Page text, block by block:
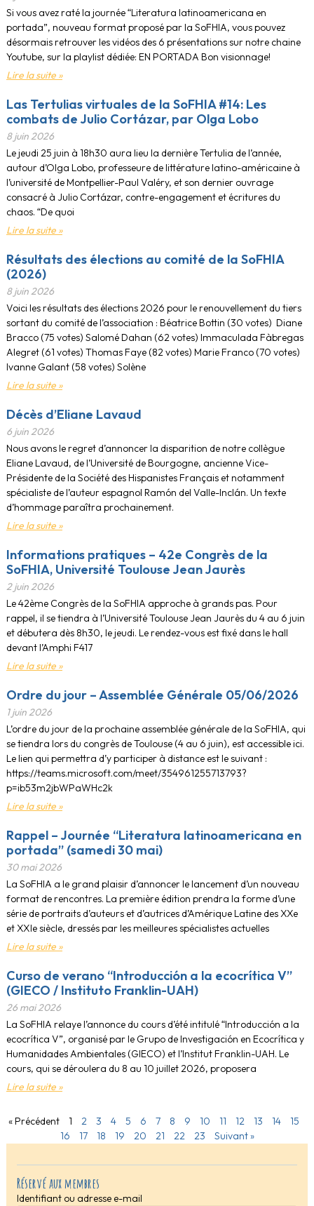
Réservé aux membres
Identifiant ou adresse e-mail
Si vous avez raté la journée “Literatura latinoamericana en
portada”, nouveau format proposé par la SoFHIA, vous pouvez
désormais retrouver les vidéos des 6 présentations sur notre chaine
Youtube, sur la playlist dédiée: EN PORTADA Bon visionnage!
Lire la suite »
Las Tertulias virtuales de la SoFHIA #14: Les
combats de Julio Cortázar, par Olga Lobo
8 juin 2026
Le jeudi 25 juin à 18h30 aura lieu la dernière Tertulia de l’année,
autour d’Olga Lobo, professeure de littérature latino-américaine à
l’université de Montpellier-Paul Valéry, et son dernier ouvrage
consacré à Julio Cortázar, contre-engagement et écritures du
chaos. “De quoi
Lire la suite »
Résultats des élections au comité de la SoFHIA
(2026)
8 juin 2026
Voici les résultats des élections 2026 pour le renouvellement du tiers
sortant du comité de l’association : Béatrice Bottin (30 votes) Diane
Bracco (75 votes) Salomé Dahan (62 votes) Immaculada Fàbregas
Alegret (61 votes) Thomas Faye (82 votes) Marie Franco (70 votes)
Ivanne Galant (58 votes) Solène
Lire la suite »
Décès d’Eliane Lavaud
6 juin 2026
Nous avons le regret d’annoncer la disparition de notre collègue
Eliane Lavaud, de l’Université de Bourgogne, ancienne Vice-
Présidente de la Société des Hispanistes Français et notamment
spécialiste de l’auteur espagnol Ramón del Valle-Inclán. Un texte
d’hommage paraîtra prochainement.
Lire la suite »
Informations pratiques – 42e Congrès de la
SoFHIA, Université Toulouse Jean Jaurès
2 juin 2026
Le 42ème Congrès de la SoFHIA approche à grands pas. Pour
rappel, il se tiendra à l’Université Toulouse Jean Jaurès du 4 au 6 juin
et débutera dès 8h30, le jeudi. Le rendez-vous est fixé dans le hall
devant l’Amphi F417
Lire la suite »
Ordre du jour – Assemblée Générale 05/06/2026
1 juin 2026
L’ordre du jour de la prochaine assemblée générale de la SoFHIA, qui
se tiendra lors du congrès de Toulouse (4 au 6 juin), est accessible ici.
Le lien qui permettra d’y participer à distance est le suivant :
https://teams.microsoft.com/meet/354961255713793?
p=ib53m2jbWPaWHc2k
Lire la suite »
Rappel – Journée “Literatura latinoamericana en
portada” (samedi 30 mai)
30 mai 2026
La SoFHIA a le grand plaisir d’annoncer le lancement d’un nouveau
format de rencontres. La première édition prendra la forme d’une
série de portraits d’auteurs et d’autrices d’Amérique Latine des XXe
et XXIe siècle, dressés par les meilleures spécialistes actuelles
Lire la suite »
Curso de verano “Introducción a la ecocrítica V”
(GIECO / Instituto Franklin-UAH)
26 mai 2026
La SoFHIA relaye l’annonce du cours d’été intitulé “Introducción a la
ecocrítica V”, organisé par le Grupo de Investigación en Ecocrítica y
Humanidades Ambientales (GIECO) et l’Institut Franklin-UAH. Le
cours, qui se déroulera du 8 au 10 juillet 2026, proposera
Lire la suite »
« Précédent 1 2 3 4 5 6 7 8 9 10 11 12 13 14
15
16
17 18 19 20 21 22 23 Suivant »